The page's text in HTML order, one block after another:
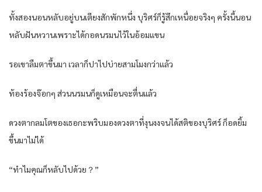
ทั้งสองนอนหลับอยู่บนเตียงสักพักหนึ่ง บุริศร์ก็รู้สึกเหนื่อยจริงๆ ครั้งนี้นอน
หลับฝันหวานเพราะได้กอดนรมนไว้ในอ้อมแขน
รอเขาลืมตาขึ้นมา เวลาก็ปาไปบ่ายสามโมงกว่าแล้ว
ท้องร้องจ๊อกๆ ส่วนนรมนก็ดูเหมือนจะตื่นแล้ว
ดวงตากลมโตของเธอกะพริบมองดวงตาที่งุนงงจนได้สติของบุริศร์ ก็อดยิ้ม
ขึ้นมาไม่ได้
“ทำไมคุณก็หลับไปด้วย？”